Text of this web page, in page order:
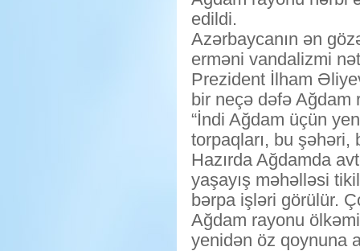
edildi.
Azərbaycanın ən
erməni vandalizmi
Prezident İlham
bir neçə dəfə Ağdam
“İndi Ağdam üçün
torpaqları, bu şəhəri,
Hazırda Ağdamda
yaşayış məhəlləsi
bərpa işləri görülür.
Ağdam rayonu
yenidən öz qoynuna